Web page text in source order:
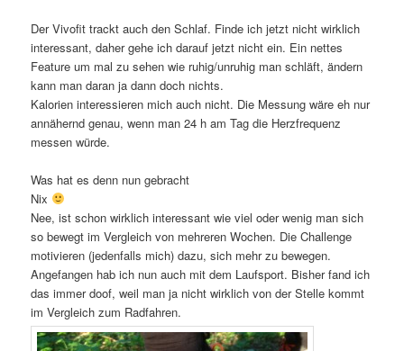
Der Vivofit trackt auch den Schlaf. Finde ich jetzt nicht wirklich
interessant, daher gehe ich darauf jetzt nicht ein. Ein nettes
Feature um mal zu sehen wie ruhig/unruhig man schläft, ändern
kann man daran ja dann doch nichts.
Kalorien interessieren mich auch nicht. Die Messung wäre eh nur
annähernd genau, wenn man 24 h am Tag die Herzfrequenz
messen würde.
Was hat es denn nun gebracht
Nix
Nee, ist schon wirklich interessant wie viel oder wenig man sich
so bewegt im Vergleich von mehreren Wochen. Die Challenge
motivieren (jedenfalls mich) dazu, sich mehr zu bewegen.
Angefangen hab ich nun auch mit dem Laufsport. Bisher fand ich
das immer doof, weil man ja nicht wirklich von der Stelle kommt
im Vergleich zum Radfahren.